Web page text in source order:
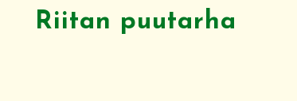
Riitan puutarha